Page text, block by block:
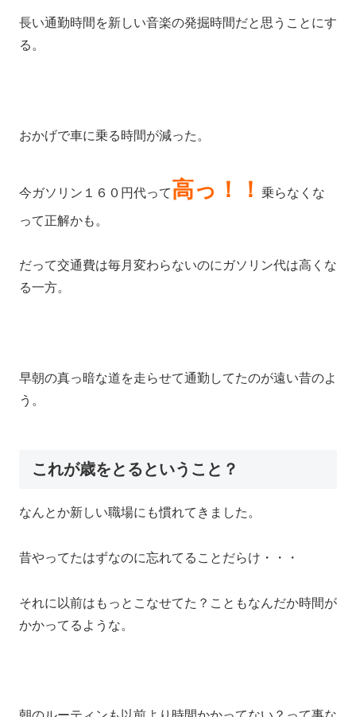
長い通勤時間を新しい音楽の発掘時間だと思うことにす
る。
おかげで車に乗る時間が減った。
今ガソリン１６０円代って高っ！！ 乗らなくな
って正解かも。
だって交通費は毎月変わらないのにガソリン代は高くな
る一方。
早朝の真っ暗な道を走らせて通勤してたのが遠い昔のよ
う。
これが歳をとるということ？
なんとか新しい職場にも慣れてきました。
昔やってたはずなのに忘れてることだらけ・・・
それに以前はもっとこなせてた？こともなんだか時間が
かかってるような。